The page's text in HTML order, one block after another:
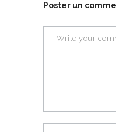
Poster un